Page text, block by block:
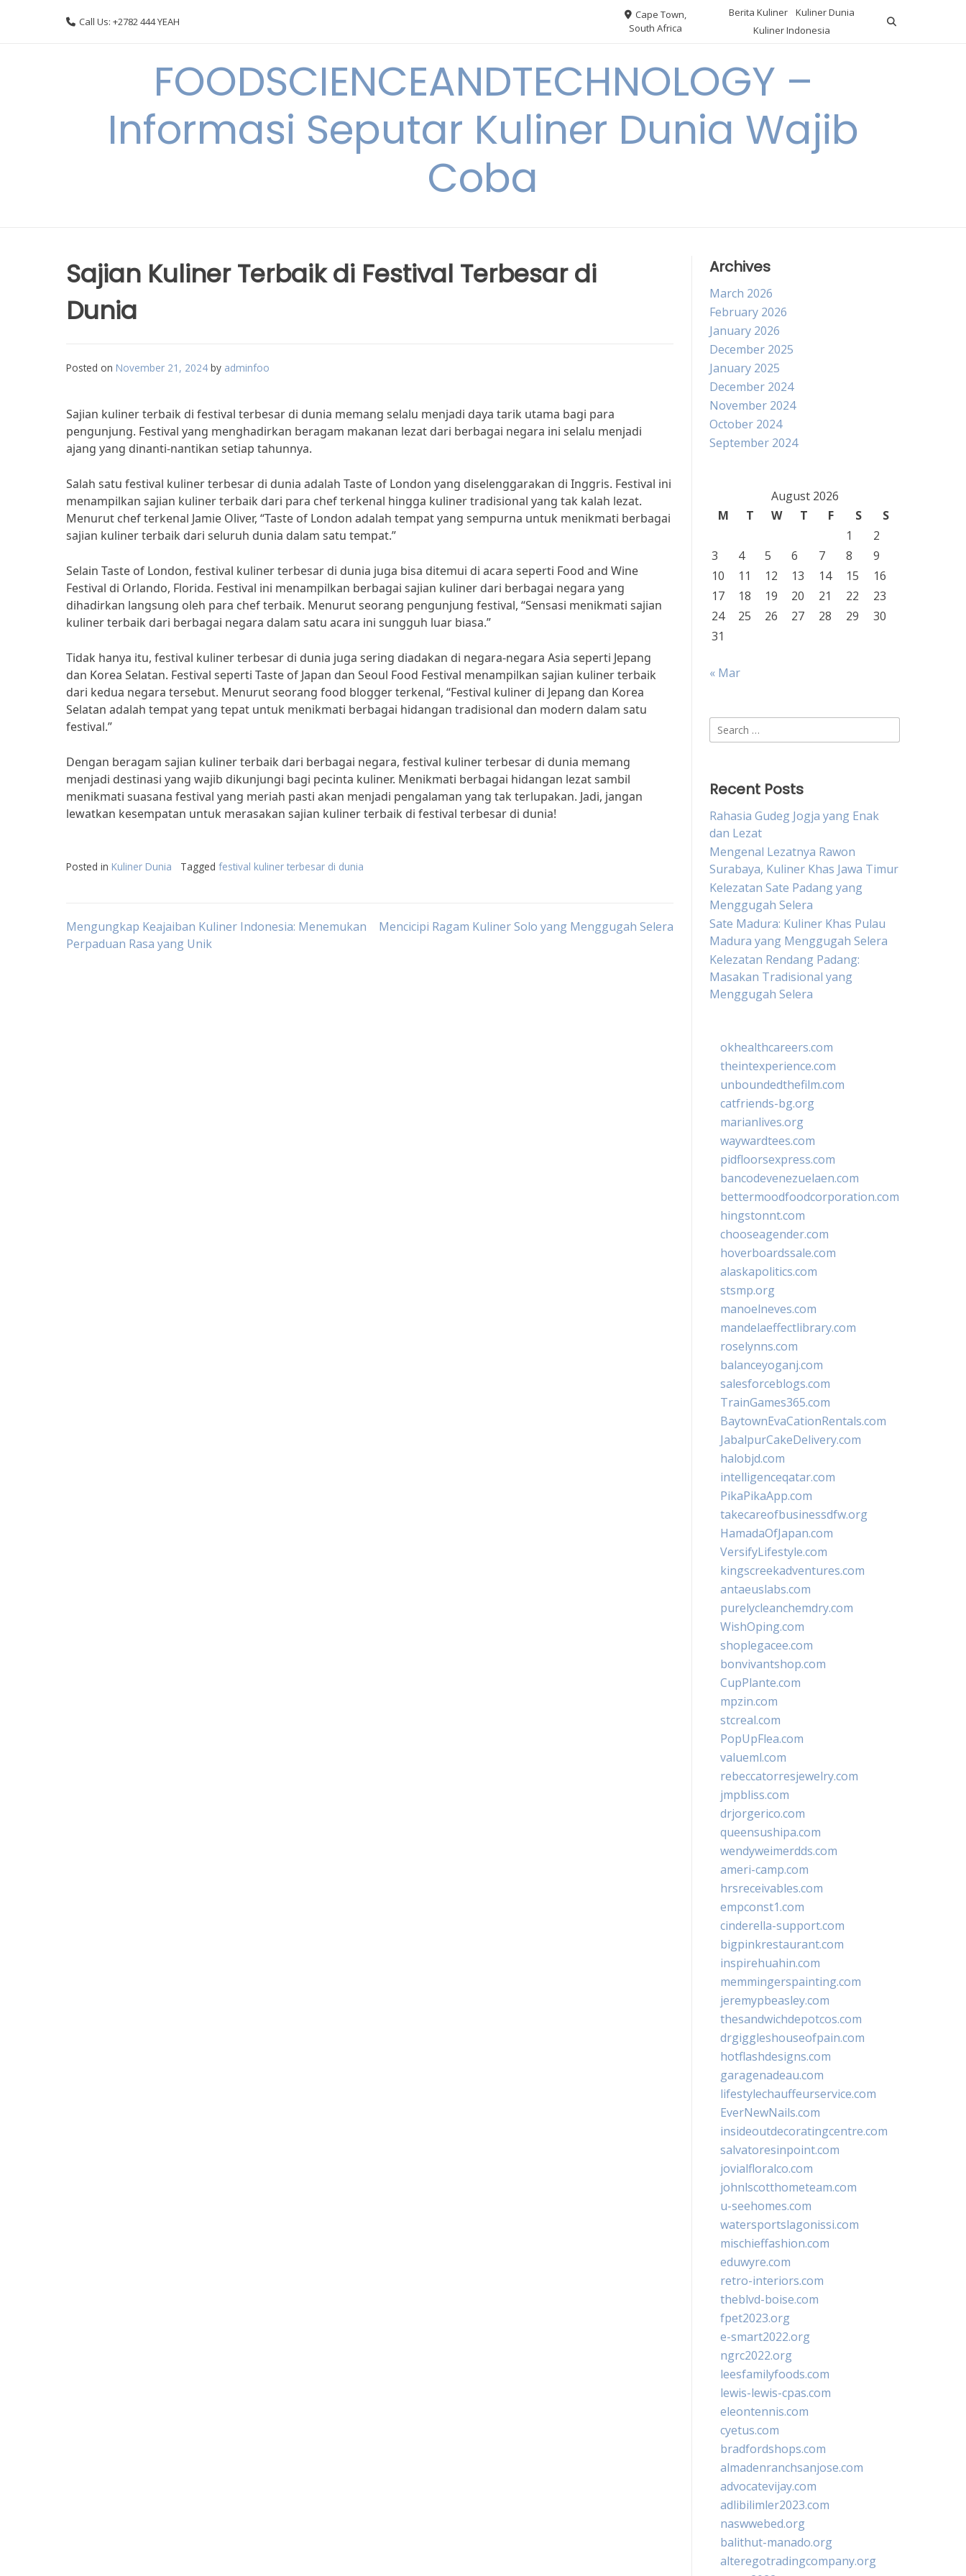
Call Us: +2782 444 YEAH
Cape Town,
South Africa
Berita Kuliner
Kuliner Dunia
Kuliner Indonesia
FOODSCIENCEANDTECHNOLOGY –
Informasi Seputar Kuliner Dunia Wajib
Coba
Sajian Kuliner Terbaik di Festival Terbesar di
Dunia
Posted on November 21, 2024 by adminfoo
Sajian kuliner terbaik di festival terbesar di dunia memang selalu menjadi daya tarik utama bagi para
pengunjung. Festival yang menghadirkan beragam makanan lezat dari berbagai negara ini selalu menjadi
ajang yang dinanti-nantikan setiap tahunnya.
Salah satu festival kuliner terbesar di dunia adalah Taste of London yang diselenggarakan di Inggris. Festival ini
menampilkan sajian kuliner terbaik dari para chef terkenal hingga kuliner tradisional yang tak kalah lezat.
Menurut chef terkenal Jamie Oliver, “Taste of London adalah tempat yang sempurna untuk menikmati berbagai
sajian kuliner terbaik dari seluruh dunia dalam satu tempat.”
Selain Taste of London, festival kuliner terbesar di dunia juga bisa ditemui di acara seperti Food and Wine
Festival di Orlando, Florida. Festival ini menampilkan berbagai sajian kuliner dari berbagai negara yang
dihadirkan langsung oleh para chef terbaik. Menurut seorang pengunjung festival, “Sensasi menikmati sajian
kuliner terbaik dari berbagai negara dalam satu acara ini sungguh luar biasa.”
Tidak hanya itu, festival kuliner terbesar di dunia juga sering diadakan di negara-negara Asia seperti Jepang
dan Korea Selatan. Festival seperti Taste of Japan dan Seoul Food Festival menampilkan sajian kuliner terbaik
dari kedua negara tersebut. Menurut seorang food blogger terkenal, “Festival kuliner di Jepang dan Korea
Selatan adalah tempat yang tepat untuk menikmati berbagai hidangan tradisional dan modern dalam satu
festival.”
Dengan beragam sajian kuliner terbaik dari berbagai negara, festival kuliner terbesar di dunia memang
menjadi destinasi yang wajib dikunjungi bagi pecinta kuliner. Menikmati berbagai hidangan lezat sambil
menikmati suasana festival yang meriah pasti akan menjadi pengalaman yang tak terlupakan. Jadi, jangan
lewatkan kesempatan untuk merasakan sajian kuliner terbaik di festival terbesar di dunia!
Posted in Kuliner Dunia Tagged festival kuliner terbesar di dunia
Post
Mengungkap Keajaiban Kuliner Indonesia: Menemukan
Perpaduan Rasa yang Unik
Mencicipi Ragam Kuliner Solo yang Menggugah Selera
Archives
March 2026
February 2026
January 2026
December 2025
January 2025
December 2024
November 2024
October 2024
September 2024
August 2026
M
T W T F S
S
1
2
3
4 5 6 7 8
9
10
11 12 13 14 15
16
17
18 19 20 21 22
23
24
25 26 27 28 29
30
31
« Mar
Search
for:
Recent Posts
Rahasia Gudeg Jogja yang Enak
dan Lezat
Mengenal Lezatnya Rawon
Surabaya, Kuliner Khas Jawa Timur
Kelezatan Sate Padang yang
Menggugah Selera
Sate Madura: Kuliner Khas Pulau
Madura yang Menggugah Selera
Kelezatan Rendang Padang:
Masakan Tradisional yang
Menggugah Selera
okhealthcareers.com
theintexperience.com
unboundedthefilm.com
catfriends-bg.org
marianlives.org
waywardtees.com
pidfloorsexpress.com
bancodevenezuelaen.com
bettermoodfoodcorporation.com
hingstonnt.com
chooseagender.com
hoverboardssale.com
alaskapolitics.com
stsmp.org
manoelneves.com
mandelaeffectlibrary.com
roselynns.com
balanceyoganj.com
salesforceblogs.com
TrainGames365.com
BaytownEvaCationRentals.com
JabalpurCakeDelivery.com
halobjd.com
intelligenceqatar.com
PikaPikaApp.com
takecareofbusinessdfw.org
HamadaOfJapan.com
VersifyLifestyle.com
kingscreekadventures.com
antaeuslabs.com
purelycleanchemdry.com
WishOping.com
shoplegacee.com
bonvivantshop.com
CupPlante.com
mpzin.com
stcreal.com
PopUpFlea.com
valueml.com
rebeccatorresjewelry.com
jmpbliss.com
drjorgerico.com
queensushipa.com
wendyweimerdds.com
ameri-camp.com
hrsreceivables.com
empconst1.com
cinderella-support.com
bigpinkrestaurant.com
inspirehuahin.com
memmingerspainting.com
jeremypbeasley.com
thesandwichdepotcos.com
drgiggleshouseofpain.com
hotflashdesigns.com
garagenadeau.com
lifestylechauffeurservice.com
EverNewNails.com
insideoutdecoratingcentre.com
salvatoresinpoint.com
jovialfloralco.com
johnlscotthometeam.com
u-seehomes.com
watersportslagonissi.com
mischieffashion.com
eduwyre.com
retro-interiors.com
theblvd-boise.com
fpet2023.org
e-smart2022.org
ngrc2022.org
leesfamilyfoods.com
lewis-lewis-cpas.com
eleontennis.com
cyetus.com
bradfordshops.com
almadenranchsanjose.com
advocatevijay.com
adlibilimler2023.com
naswwebed.org
balithut-manado.org
alteregotradingcompany.org